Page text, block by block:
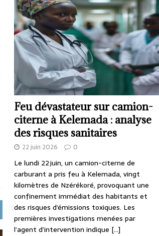
Feu dévastateur sur camion-
citerne à Kelemada : analyse
des risques sanitaires
22 juin 2026 0
Le lundi 22 juin, un camion-citerne de
carburant a pris feu à Kelemada, vingt
kilomètres de Nzérékoré, provoquant une
confinement immédiat des habitants et
des risques d’émissions toxiques. Les
premières investigations menées par
l’agent d’intervention indique [...]